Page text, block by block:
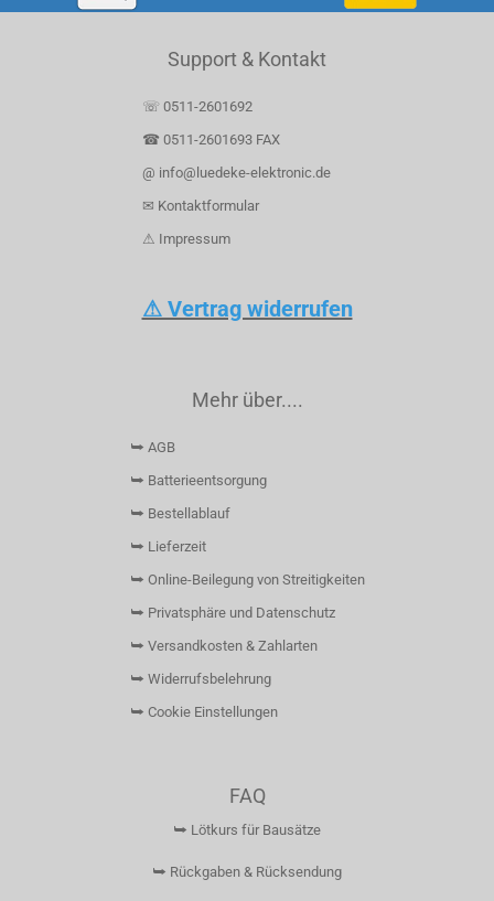
Support & Kontakt
☏ 0511-2601692
☎ 0511-2601693 FAX
@ info@luedeke-elektronic.de
✉ Kontaktformular
⚠ Impressum
⚠ Vertrag widerrufen
Mehr über....
⮩ AGB
⮩ Batterieentsorgung
⮩ Bestellablauf
⮩ Lieferzeit
⮩ Online-Beilegung von Streitigkeiten
⮩ Privatsphäre und Datenschutz
⮩ Versandkosten & Zahlarten
⮩ Widerrufsbelehrung
⮩ Cookie Einstellungen
FAQ
⮩ Lötkurs für Bausätze
⮩ Rückgaben & Rücksendung